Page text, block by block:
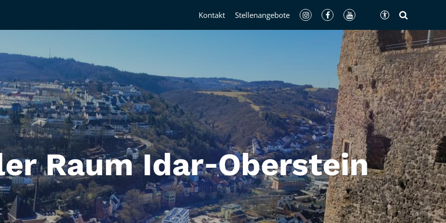
Raum Idar‑Oberstein
Kontakt Stellenangebote